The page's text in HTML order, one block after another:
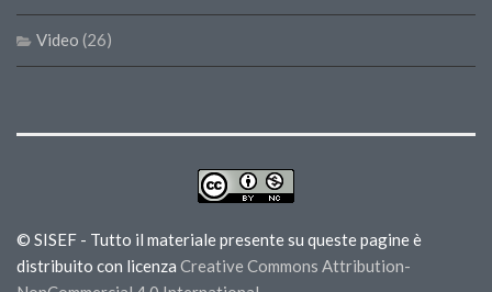
Video (26)
© SISEF - Tutto il materiale presente su queste pagine è
distribuito con licenza Creative Commons Attribution-